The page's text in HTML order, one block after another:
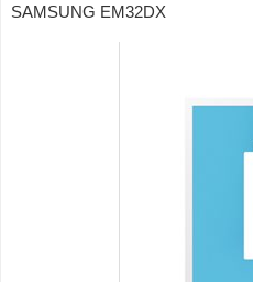
SAMSUNG EM32DX